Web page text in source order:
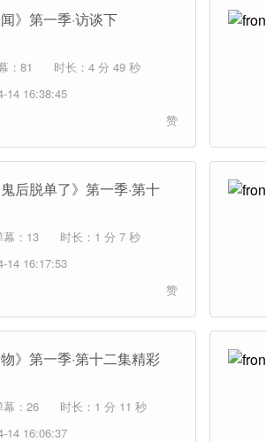
》第一季·访谈下
：81
时长：4 分 49 秒
14 16:38:45
赞
后脱单了》第一季·第十
幕：13
时长：1 分 7 秒
14 16:17:53
赞
》第一季·第十二集精彩
幕：26
时长：1 分 11 秒
14 16:06:37